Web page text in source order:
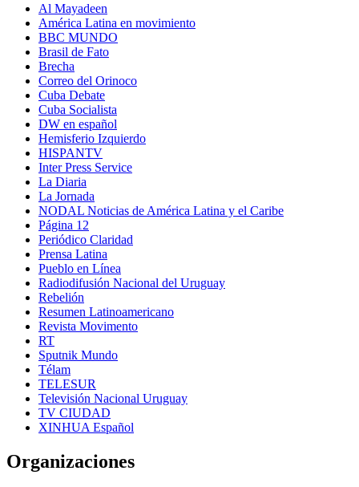
Al Mayadeen
América Latina en movimiento
BBC MUNDO
Brasil de Fato
Brecha
Correo del Orinoco
Cuba Debate
Cuba Socialista
DW en español
Hemisferio Izquierdo
HISPANTV
Inter Press Service
La Diaria
La Jornada
NODAL Noticias de América Latina y el Caribe
Página 12
Periódico Claridad
Prensa Latina
Pueblo en Línea
Radiodifusión Nacional del Uruguay
Rebelión
Resumen Latinoamericano
Revista Movimento
RT
Sputnik Mundo
Télam
TELESUR
Televisión Nacional Uruguay
TV CIUDAD
XINHUA Español
Organizaciones